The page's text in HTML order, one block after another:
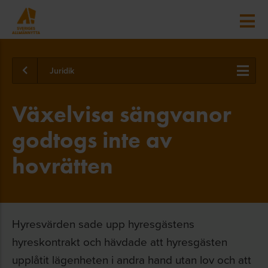
Juridik
Växelvisa sängvanor
godtogs inte av
hovrätten
Hyresvärden sade upp hyresgästens
hyreskontrakt och hävdade att hyresgästen
upplåtit lägenheten i andra hand utan lov och att